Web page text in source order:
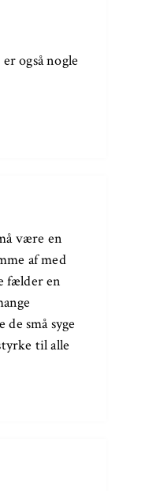
også nogle
være en
af med
fælder en
små syge
til alle